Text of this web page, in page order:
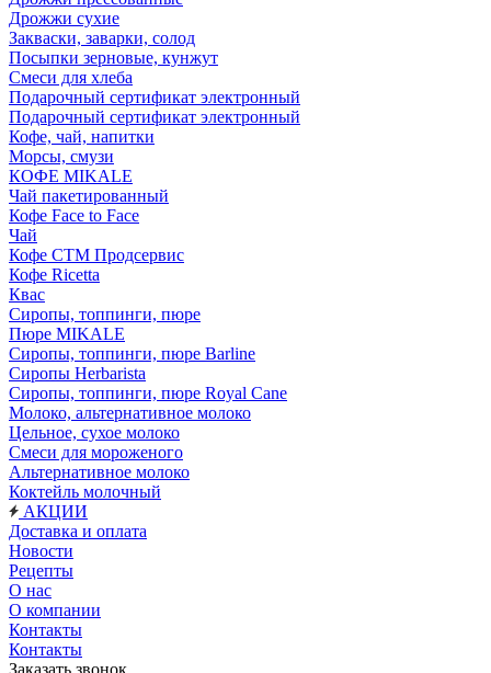
Дрожжи сухие
Закваски, заварки, солод
Посыпки зерновые, кунжут
Смеси для хлеба
Подарочный сертификат электронный
Подарочный сертификат электронный
Кофе, чай, напитки
Морсы, смузи
КОФЕ MIKALE
Чай пакетированный
Кофе Face to Face
Чай
Кофе СТМ Продсервис
Кофе Ricetta
Квас
Сиропы, топпинги, пюре
Пюре MIKALE
Сиропы, топпинги, пюре Barline
Сиропы Herbarista
Сиропы, топпинги, пюре Royal Cane
Молоко, альтернативное молоко
Цельное, сухое молоко
Смеси для мороженого
Альтернативное молоко
Коктейль молочный
АКЦИИ
Доставка и оплата
Новости
Рецепты
О нас
О компании
Контакты
Контакты
Заказать звонок